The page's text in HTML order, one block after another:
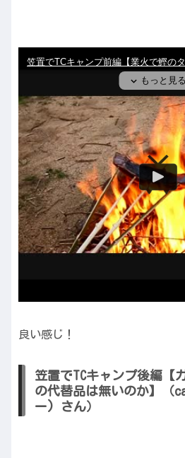
良い感じ！
笠置でTCキャンプ後編【
の代替品は無いのか】（
ー) さん）